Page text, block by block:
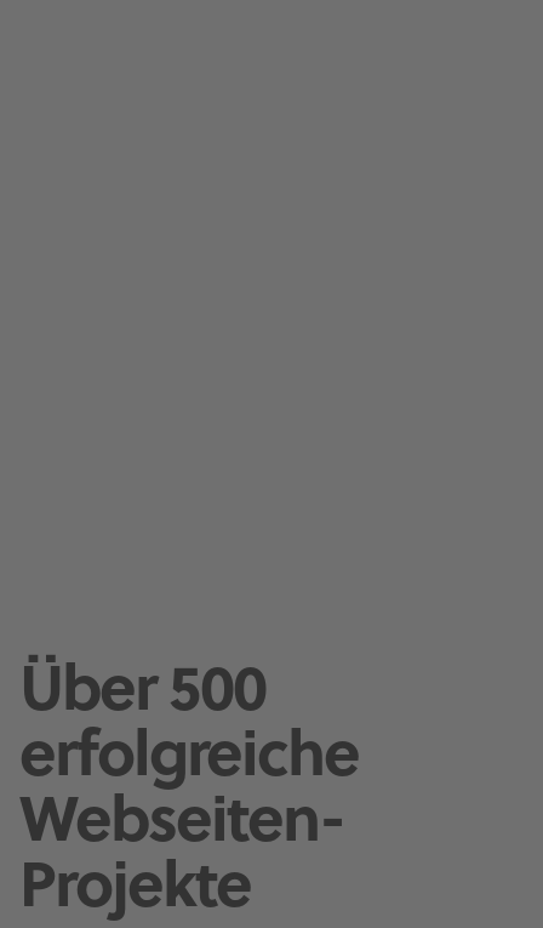
Über 500
erfolgreiche
Webseiten-
Projekte